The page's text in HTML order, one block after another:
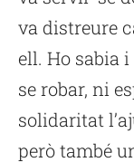
va distreure
ell. Ho sabia
se robar, ni
solidaritat
però també